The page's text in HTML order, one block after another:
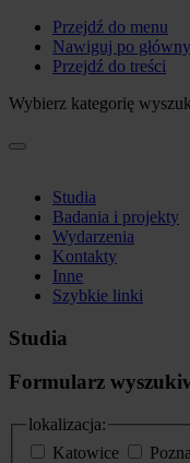
Przejdź do menu
Nawiguj po
Przejdź do treści
Wybierz kategorię
Studia
Badania i projekty
Wydarzenia
Kontakty
Inne
Szybkie linki
Studia
Formularz
lokalizacja:
Katowice